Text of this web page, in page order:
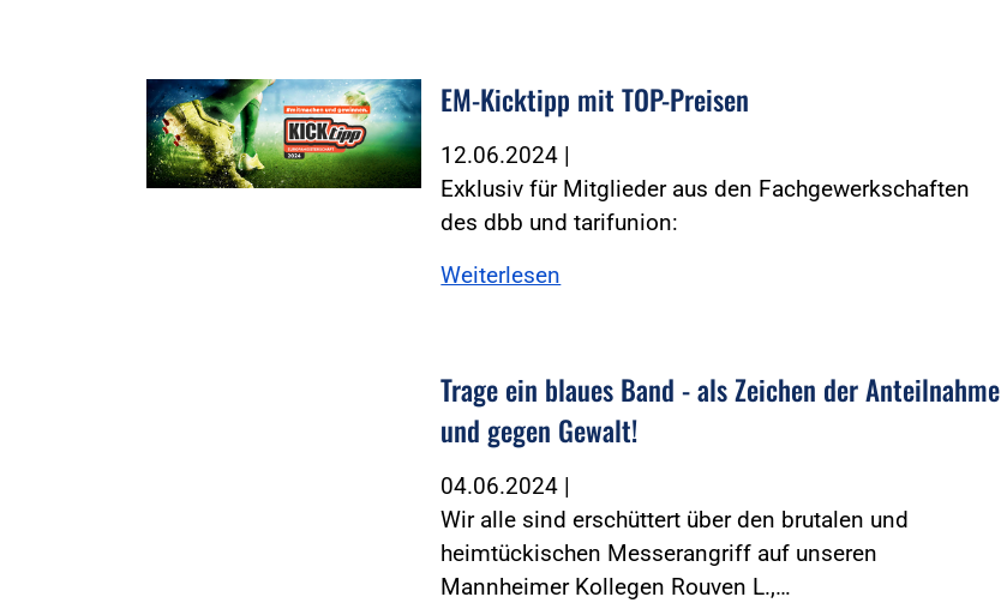
EM-Kicktipp mit TOP-Preisen
12.06.2024 |
Exklusiv für Mitglieder aus den Fachgewerkschaften
des dbb und tarifunion:
Weiterlesen
Trage ein blaues Band - als Zeichen der Anteilnahme
und gegen Gewalt!
04.06.2024 |
Wir alle sind erschüttert über den brutalen und
heimtückischen Messerangriff auf unseren
Mannheimer Kollegen Rouven L.,…